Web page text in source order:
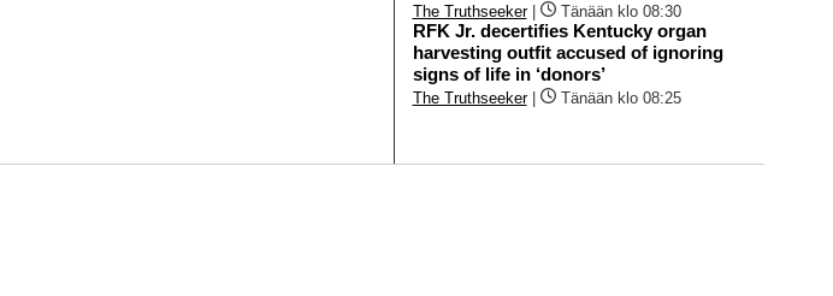
The Truthseeker| Tänään klo 08:30
RFK Jr. decertifies Kentucky organ
harvesting outfit accused of ignoring
signs of life in ‘donors’
The Truthseeker| Tänään klo 08:25